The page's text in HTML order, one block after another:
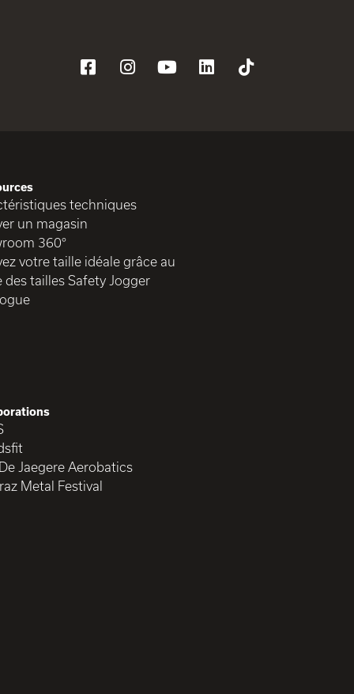
techniques
un magasin
360°
votre taille idéale grâce au
des tailles Safety Jogger
Jaegere Aerobatics
Metal Festival